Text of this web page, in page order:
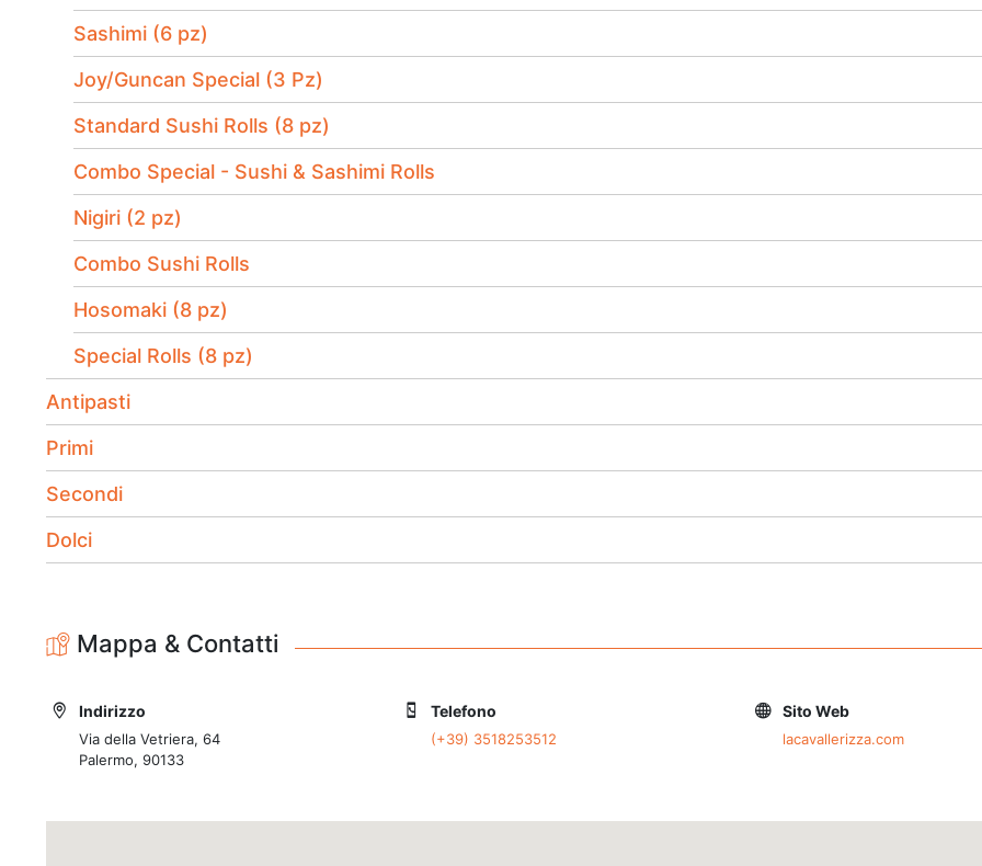
Sashimi (6 pz)
Joy/Guncan Special (3 Pz)
Standard Sushi Rolls (8 pz)
Combo Special - Sushi & Sashimi Rolls
Nigiri (2 pz)
Combo Sushi Rolls
Hosomaki (8 pz)
Special Rolls (8 pz)
Antipasti
Primi
Secondi
Dolci
Mappa & Contatti
Indirizzo
Via della Vetriera, 64
Palermo, 90133
Telefono
(+39) 3518253512
Sito Web
lacavallerizza.com